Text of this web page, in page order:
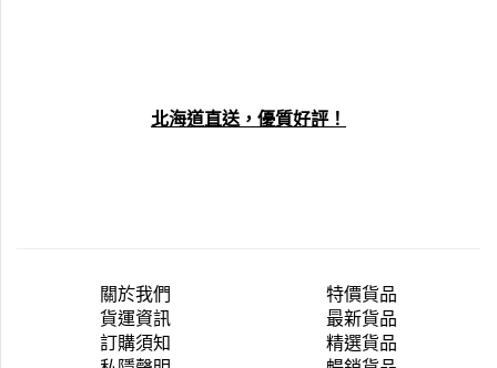
北海道直送，優質好評！
關於我們
貨運資訊
訂購須知
特價貨品
最新貨品
精選貨品